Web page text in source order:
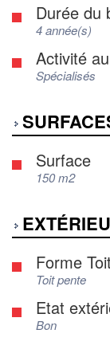
Durée du
4 année(s)
Activité
Spécialisés
Surface
150 m2
Forme
Toit pente
Etat
Bon